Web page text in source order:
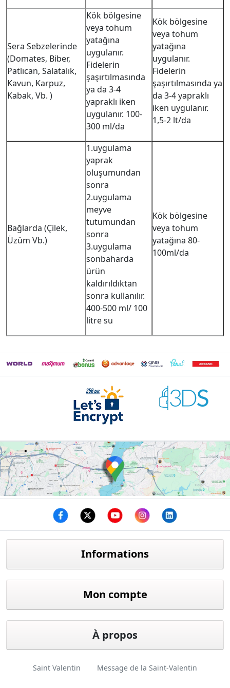
Sera Sebzelerinde
(Domates, Biber,
Patlıcan, Salatalık,
Kavun, Karpuz,
Kabak, Vb. )
Kök bölgesine
veya tohum
yatağına
uygulanır.
Fidelerin
şaşırtılmasında
ya da 3-4
yapraklı iken
uygulanır. 100-
300 ml/da
Kök bölgesine
veya tohum
yatağına
uygulanır.
Fidelerin
şaşırtılmasında ya
da 3-4 yapraklı
iken uygulanır.
1,5-2 lt/da
Bağlarda (Çilek,
Üzüm Vb.)
1.uygulama
yaprak
oluşumundan
sonra
2.uygulama
meyve
tutumundan
sonra
3.uygulama
sonbaharda
ürün
kaldırıldıktan
sonra kullanılır.
400-500 ml/ 100
litre su
Kök bölgesine
veya tohum
yatağına 80-
100ml/da
Informations
Mon compte
À propos
Saint Valentin Message de la Saint-Valentin